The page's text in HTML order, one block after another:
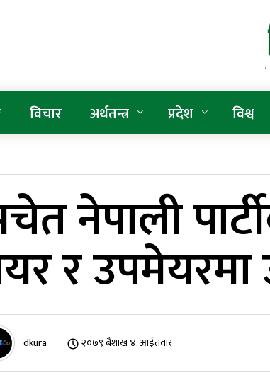
विचार अर्थतन्त्र प्रदेश विश्व
नेपाली
र उपमेयरमा
dkura २०७९ बैशाख ४, आईतवार